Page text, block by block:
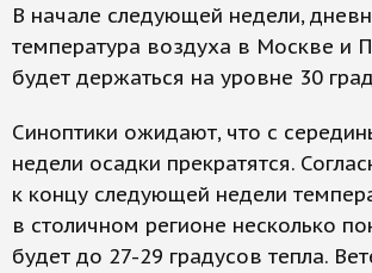
В начале следующей недели,
температура воздуха в Москве и
будет держаться на уровне 30
Синоптики ожидают, что с
недели осадки прекратятся.
к концу следующей недели
в столичном регионе несколько
будет до 27-29 градусов тепла.